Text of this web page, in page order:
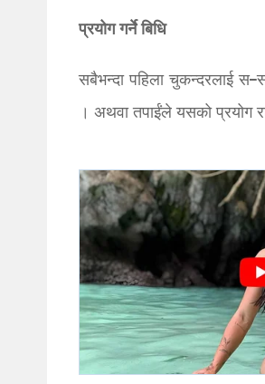
प्रयोग गर्ने बिधि
सबैभन्दा पहिला चुकन्दरलाई
। अथवा तपाईंले यसको प्रयोग